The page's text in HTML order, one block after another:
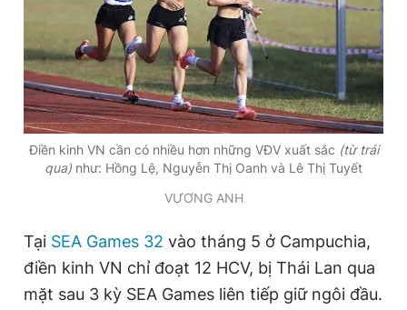
Theo dõi báo trên
Hotline
0906 645 777
Liên hệ quảng cáo
0908 780 404
Tổng biên tập: Nguyễn Ngọc Toàn
Phó tổng biên tập: Lâm Hiếu Dũng
Tổng thư ký tòa soạn: Đức Trung
Giấy phép xuất bản số 110/GP - BTTTT cấp ngày 24.3.2020
© 2003-2026 Bản quyền thuộc về Báo Thanh Niên. Cấm sao
chép dưới mọi hình thức nếu không có sự chấp thuận bằng văn
Điền kinh VN cần có nhiều hơn những VĐV xuất sắc (từ trái
qua) như: Hồng Lệ, Nguyễn Thị Oanh và Lê Thị Tuyết
VƯƠNG ANH
Tại SEA Games 32 vào tháng 5 ở Campuchia,
điền kinh VN chỉ đoạt 12 HCV, bị Thái Lan qua
mặt sau 3 kỳ SEA Games liên tiếp giữ ngôi đầu.